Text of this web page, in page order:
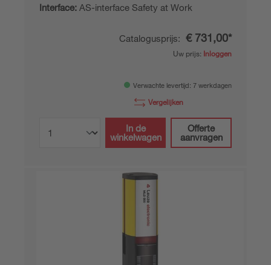
Interface: AS-interface Safety at Work
Catalogusprijs: € 731,00*
Uw prijs: Inloggen
Verwachte levertijd: 7 werkdagen
Vergelijken
In de
winkelwagen
Offerte
aanvragen